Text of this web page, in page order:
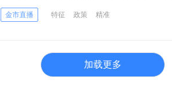
元，内幕交易疑云升温
金市直播 特征 政策 精准
加载更多